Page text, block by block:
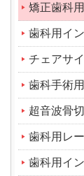
矯正歯科
歯科用イ
チェアサ
歯科手術
超音波骨
歯科用レ
歯科用イ